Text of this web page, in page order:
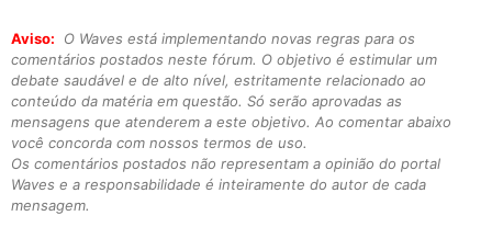
Aviso:
O Waves está implementando novas regras para os
comentários postados neste fórum. O objetivo é estimular um
debate saudável e de alto nível, estritamente relacionado ao
conteúdo da matéria em questão. Só serão aprovadas as
mensagens que atenderem a este objetivo. Ao comentar abaixo
você concorda com nossos termos de uso.
Os comentários postados não representam a opinião do portal
Waves e a responsabilidade é inteiramente do autor de cada
mensagem.